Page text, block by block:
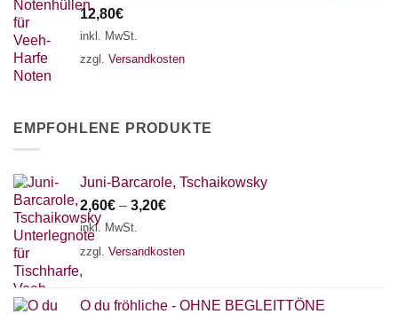
12,80€
inkl. MwSt.
zzgl. Versandkosten
EMPFOHLENE PRODUKTE
Juni-Barcarole, Tschaikowsky
2,60€ – 3,20€
inkl. MwSt.
zzgl. Versandkosten
O du fröhliche - OHNE BEGLEITTÖNE